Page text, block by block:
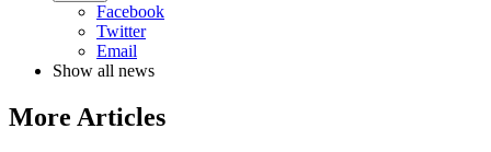
Facebook
Twitter
Email
Show all news
More Articles